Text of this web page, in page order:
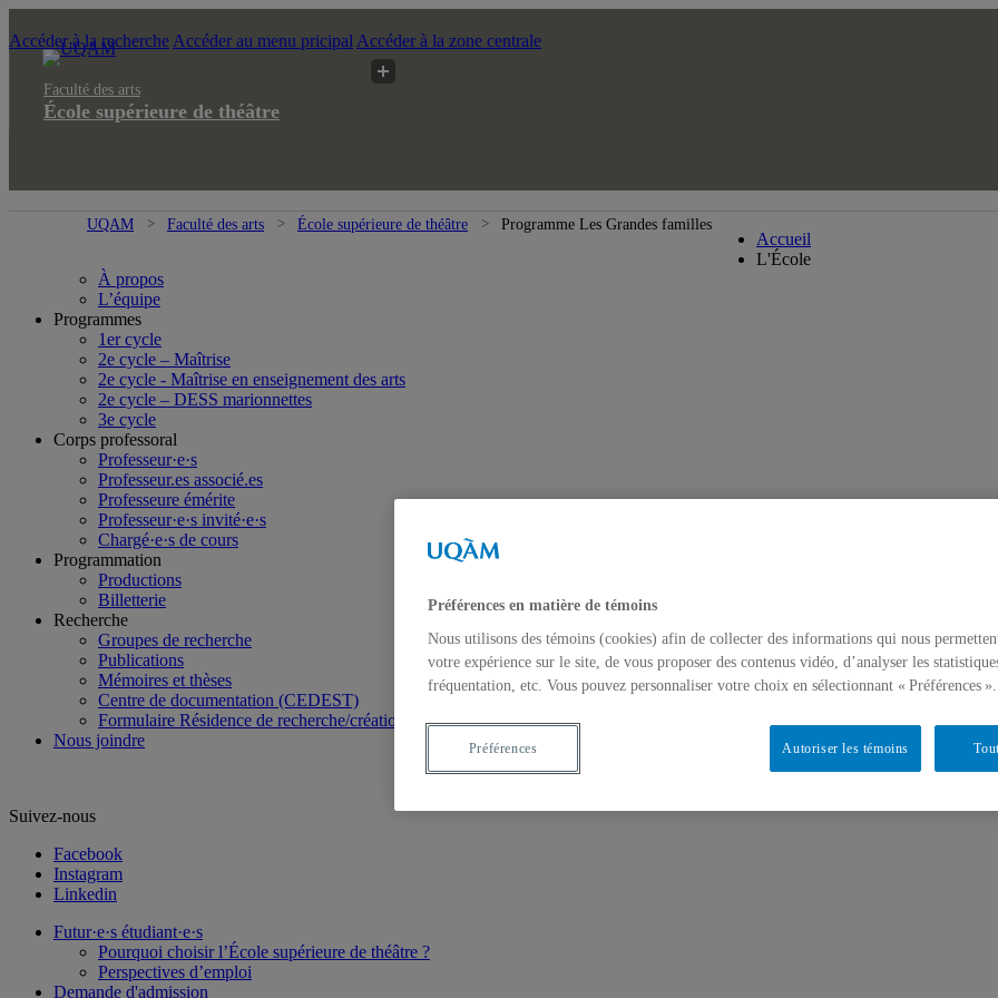
Accéder à la recherche Accéder au menu pricipal Accéder à la zone centrale
Faculté des arts
École supérieure de théâtre
UQAM Faculté des arts École supérieure de théâtre Programme Les Grandes familles
Accueil
L'École
À propos
L’équipe
Programmes
1er cycle
2e cycle – Maîtrise
2e cycle - Maîtrise en enseignement des arts
2e cycle – DESS marionnettes
3e cycle
Corps professoral
Professeur·e·s
Professeur.es associé.es
Professeure émérite
Professeur·e·s invité·e·s
Chargé·e·s de cours
Programmation
Productions
Billetterie
Recherche
Groupes de recherche
Publications
Mémoires et thèses
Centre de documentation (CEDEST)
Formulaire Résidence de recherche/création
Nous joindre
Suivez-nous
Facebook
Instagram
Linkedin
Futur·e·s étudiant·e·s
Pourquoi choisir l’École supérieure de théâtre ?
Perspectives d’emploi
Demande d'admission
Préférences en matière de témoins
Nous utilisons des témoins (cookies) afin de collecter des informations qui nous
votre expérience sur le site, de vous proposer des contenus vidéo, d’analyser les
fréquentation, etc. Vous pouvez personnaliser votre choix en sélectionnant « Préférences ».
Autoriser les témoins
Préférences